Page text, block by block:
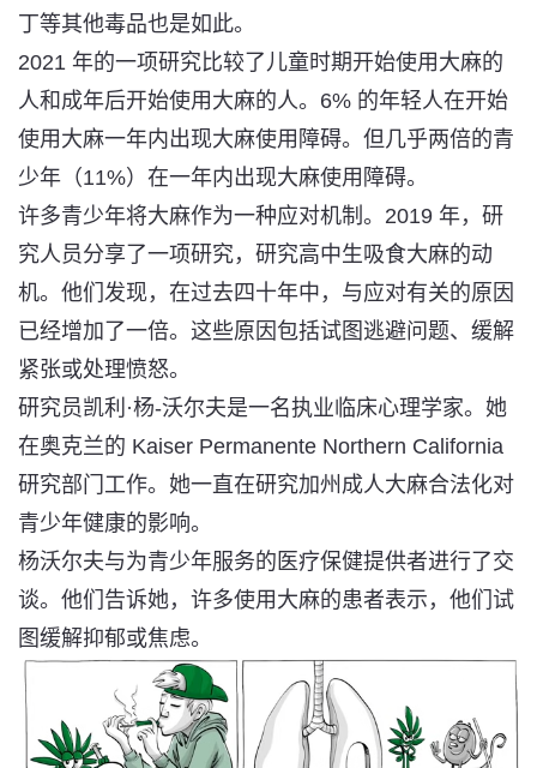
丁等其他毒品也是如此。
2021 年的一项研究比较了儿童时期开始使用大麻的
人和成年后开始使用大麻的人。6% 的年轻人在开始
使用大麻一年内出现大麻使用障碍。但几乎两倍的青
少年（11%）在一年内出现大麻使用障碍。
许多青少年将大麻作为一种应对机制。2019 年，研
究人员分享了一项研究，研究高中生吸食大麻的动
机。他们发现，在过去四十年中， 与应对有关的原因
已经增加了一倍。这些原因包括试图逃避问题、缓解
紧张或处理愤怒。
研究员凯利·杨-沃尔夫是一名执业临床心理学家。她
在奥克兰的 Kaiser Permanente Northern California
研究部门工作。她一直在研究加州成人大麻合法化对
青少年健康的影响。
杨沃尔夫与为青少年服务的医疗保健提供者进行了交
谈。他们告诉她，许多使用大麻的患者表示，他们试
图缓解抑郁或焦虑。